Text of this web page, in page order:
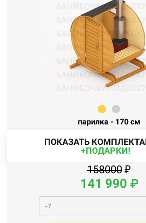
парилка - 170 см
ПОКАЗАТЬ
+ПОДАРКИ!
158000 ₽
141 990 ₽